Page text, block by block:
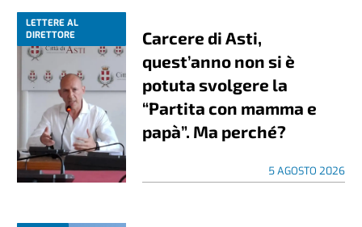
LETTERE AL
DIRETTORE
Carcere di Asti,
quest’anno non si è
potuta svolgere la
“Partita con mamma e
papà”. Ma perché?
5 AGOSTO 2026